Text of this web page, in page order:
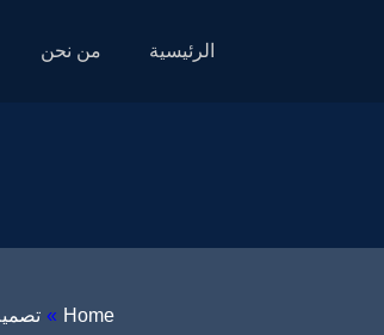
الرئيسية من نحن
Home
»